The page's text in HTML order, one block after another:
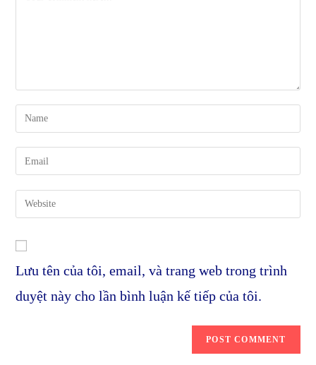
Enter
your
name
comment
your
email
address
comment
Enter
your
URL
(optional)
Lưu tên của tôi, email, và trang web trong trình
duyệt này cho lần bình luận kế tiếp của tôi.